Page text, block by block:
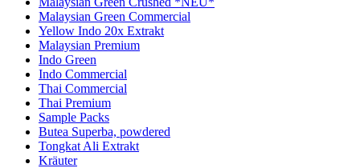
Malaysian Green Commercial
Yellow Indo 20x Extrakt
Malaysian Premium
Indo Green
Indo Commercial
Thai Commercial
Thai Premium
Sample Packs
Butea Superba, powdered
Tongkat Ali Extrakt
Kräuter